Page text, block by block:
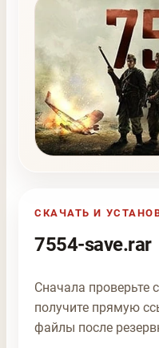
СКАЧАТЬ И
7554-save.rar
Сначала проверьте
получите прямую
файлы после